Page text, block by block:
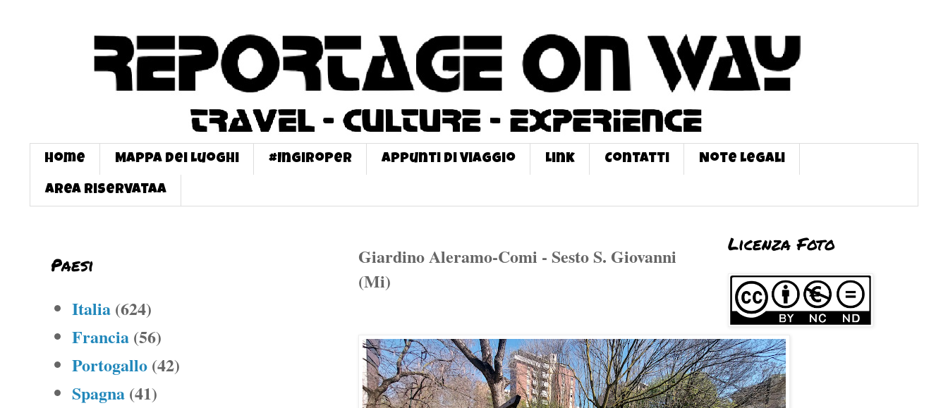
Home Mappa dei Luoghi #InGiroPer Appunti di Viaggio Link Contatti Note Legali
Area Riservataa
Giardino Aleramo-Comi - Sesto S. Giovanni
(Mi)
Paesi
Italia (624)
Francia (56)
Portogallo (42)
Spagna (41)
Licenza Foto